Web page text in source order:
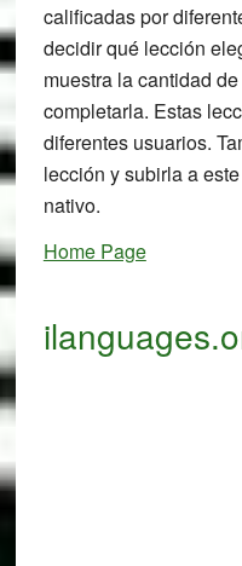
calificadas por
decidir qué lección
muestra la cantidad
completarla. Estas
diferentes usuarios.
lección y subirla a
nativo.
Home Page